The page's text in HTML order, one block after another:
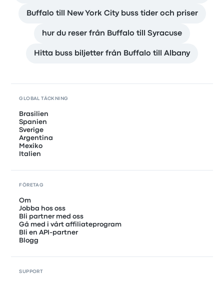
Buffalo till New York City buss tider och priser
hur du reser från Buffalo till Syracuse
Hitta buss biljetter från Buffalo till Albany
GLOBAL TÄCKNING
Brasilien
Spanien
Sverige
Argentina
Mexiko
Italien
FÖRETAG
Om
Jobba hos oss
Bli partner med oss
Gå med i vårt affiliateprogram
Bli en API-partner
Blogg
SUPPORT